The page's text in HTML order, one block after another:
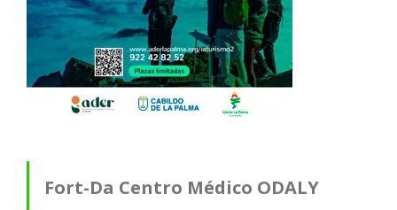
Fort-Da Centro Médico ODALY